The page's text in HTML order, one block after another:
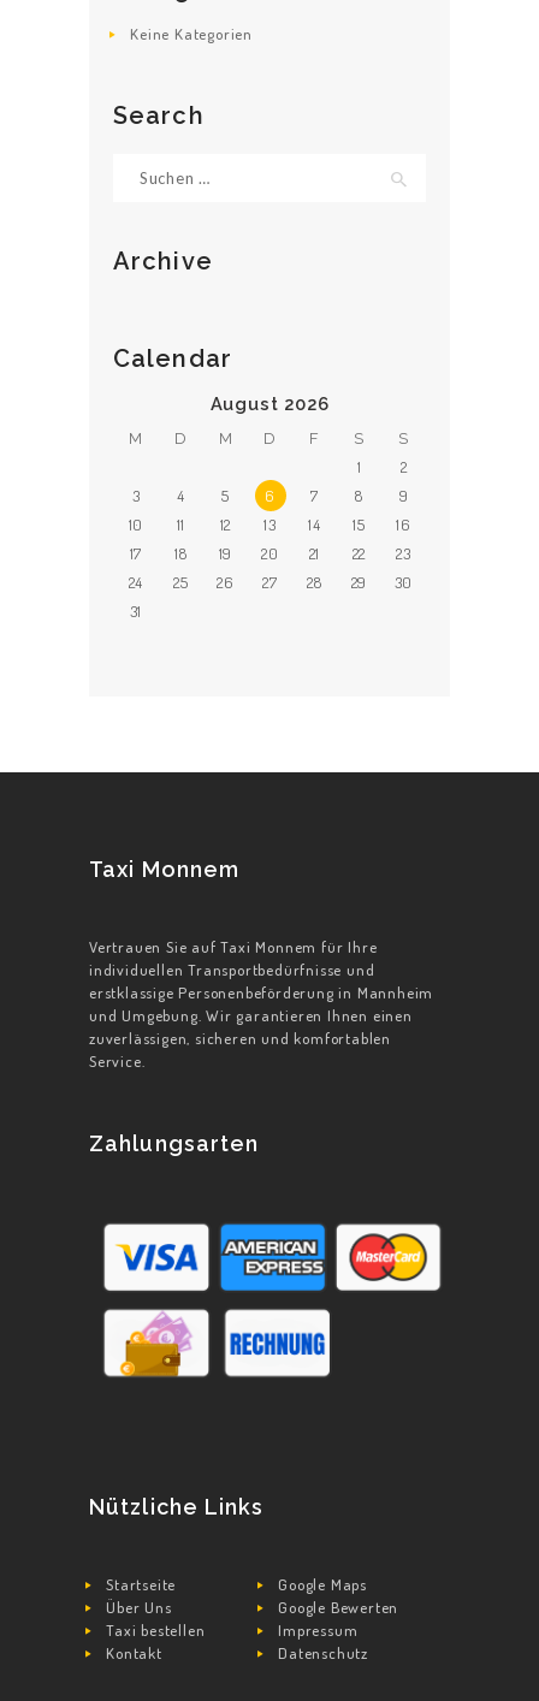
STARTSEITE
KONTAKT
Keine Kategorien
Search
nach:
Archive
Calendar
August 2026
M D M D F S S
1
2
3
4 5 6 7 8
9
10
11 12 13 14 15
16
17
18 19 20 21 22
23
24
25 26 27 28 29
30
31
Taxi Monnem
Vertrauen Sie auf Taxi Monnem für Ihre
individuellen Transportbedürfnisse und
erstklassige Personenbeförderung in Mannheim
und Umgebung. Wir garantieren Ihnen einen
zuverlässigen, sicheren und komfortablen
Service.
Zahlungsarten
Nützliche Links
Startseite
Google Maps
Über Uns
Google Bewerten
Taxi bestellen
Impressum
Kontakt
Datenschutz